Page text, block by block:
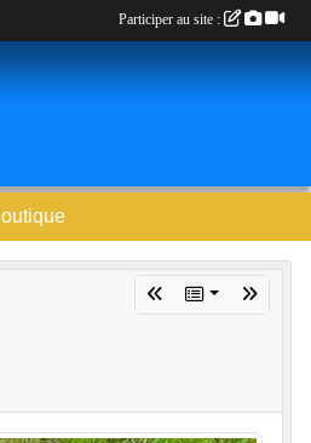
Participer au site :